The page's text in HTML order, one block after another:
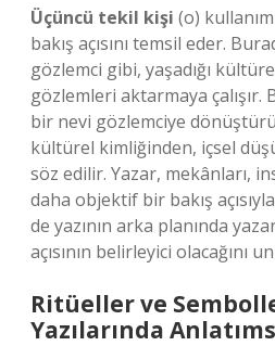
Üçüncü tekil kişi (o)
bakış açısını temsil eder.
gözlemci gibi, yaşadığı
gözlemleri aktarmaya çalışır.
bir nevi gözlemciye
kültürel kimliğinden, içsel
söz edilir. Yazar, mekânları,
daha objektif bir bakış
de yazının arka planında
açısının belirleyici olacağını
Ritüeller ve
Yazılarında